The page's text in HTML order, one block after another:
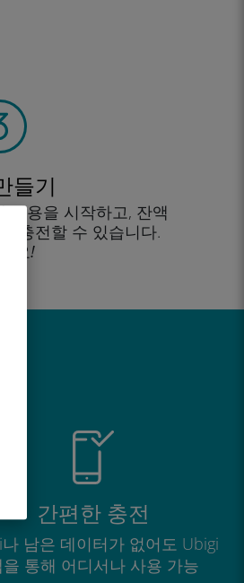
들기
사용을 시작하고, 잔액
충전할 수 있습니다.
요!
간편한 충전
나 남은 데이터가 없어도 Ubigi
을 통해 어디서나 사용 가능